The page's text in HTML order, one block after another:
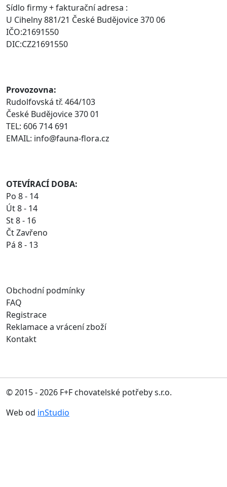
Sídlo firmy + fakturační adresa :
U Cihelny 881/21 České Budějovice 370 06
IČO:21691550
DIC:CZ21691550
Provozovna:
Rudolfovská tř. 464/103
České Budějovice 370 01
TEL: 606 714 691
EMAIL: info@fauna-flora.cz
OTEVÍRACÍ DOBA:
Po 8 - 14
Út 8 - 14
St 8 - 16
Čt Zavřeno
Pá 8 - 13
Obchodní podmínky
FAQ
Registrace
Reklamace a vrácení zboží
Kontakt
© 2015 - 2026 F+F chovatelské potřeby s.r.o.
Web od inStudio